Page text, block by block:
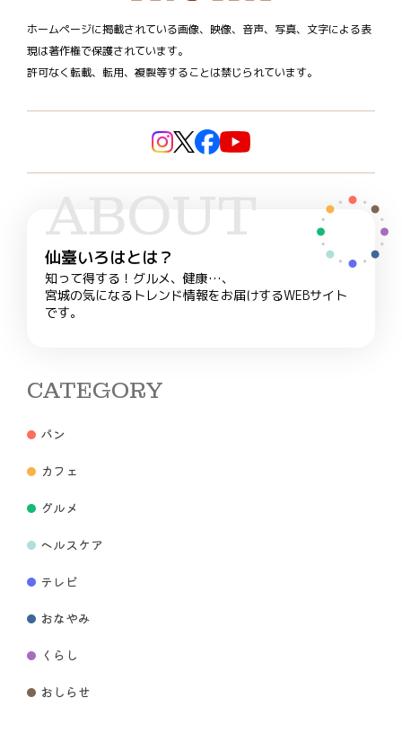
ホームページに掲載されている画像、映像、音声、写真、文字による表
現は著作権で保護されています。
許可なく転載、転用、複製等することは禁じられています。
ABOUT
仙臺いろはとは？
知って得する！グルメ、健康…、
宮城の気になるトレンド情報をお届けするWEBサイト
です。
CATEGORY
パン
カフェ
グルメ
ヘルスケア
テレビ
おなやみ
くらし
おしらせ